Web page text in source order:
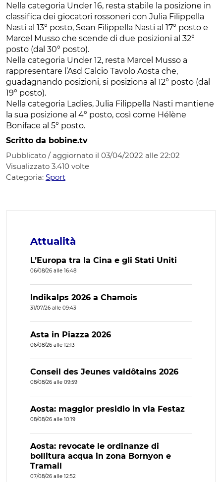
Nella categoria Under 16, resta stabile la posizione in
classifica dei giocatori rossoneri con Julia Filippella
Nasti al 13° posto, Sean Filippella Nasti al 17° posto e
Marcel Musso che scende di due posizioni al 32°
posto (dal 30° posto).
Nella categoria Under 12, resta Marcel Musso a
rappresentare l’Asd Calcio Tavolo Aosta che,
guadagnando posizioni, si posiziona al 12° posto (dal
19° posto).
Nella categoria Ladies, Julia Filippella Nasti mantiene
la sua posizione al 4° posto, così come Hélène
Boniface al 5° posto.
Scritto da bobine.tv
Pubblicato / aggiornato il 03/04/2022 alle 22:02
Visualizzato 3.410 volte
Categoria: Sport
Attualità
L’Europa tra la Cina e gli Stati Uniti
06/08/26 alle 16:48
Indikalps 2026 a Chamois
31/07/26 alle 09:43
Asta in Piazza 2026
06/08/26 alle 12:13
Conseil des Jeunes valdôtains 2026
08/08/26 alle 09:59
Aosta: maggior presidio in via Festaz
08/08/26 alle 10:19
Aosta: revocate le ordinanze di
bollitura acqua in zona Bornyon e
Tramail
07/08/26 alle 12:52